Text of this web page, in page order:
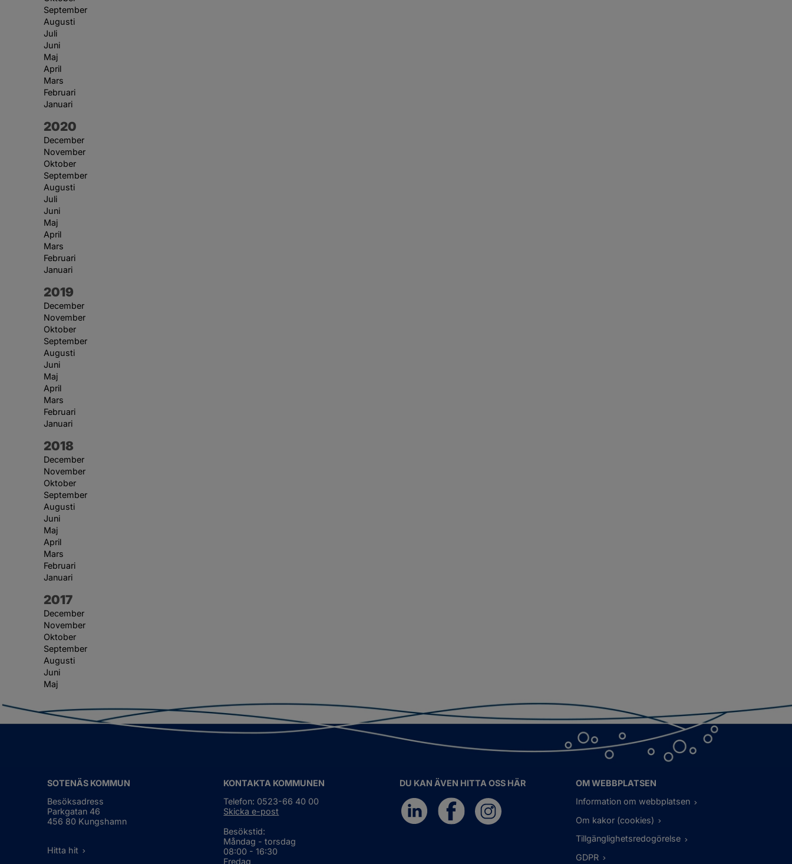
September
Augusti
Juli
Juni
Maj
April
Mars
Februari
Januari
År:
2020
December
November
Oktober
September
Augusti
Juli
Juni
Maj
April
Mars
Februari
Januari
År:
2019
December
November
Oktober
September
Augusti
Juni
Maj
April
Mars
Februari
Januari
År:
2018
December
November
Oktober
September
Augusti
Juni
Maj
April
Mars
Februari
Januari
År:
2017
December
November
Oktober
September
Augusti
Juni
Maj
SOTENÄS KOMMUN
Besöksadress
Parkgatan 46
456 80 Kungshamn
Hitta hit
KONTAKTA KOMMUNEN
Telefon: 0523-66 40 00
Skicka e-post
Besökstid:
Måndag - torsdag
08:00 - 16:30
Fredag
DU KAN ÄVEN HITTA OSS HÄR
OM WEBBPLATSEN
Information om webbplatsen
Om kakor (cookies)
Tillgänglighetsredogörelse
GDPR